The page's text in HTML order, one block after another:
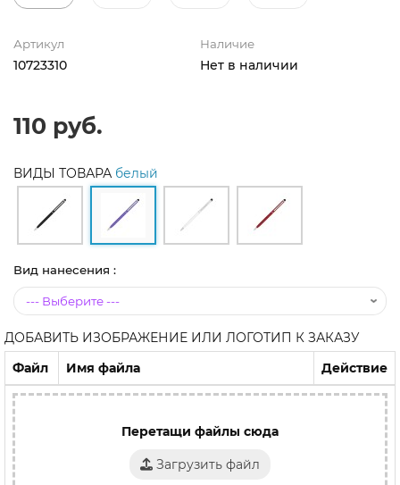
Артикул
10723310
Наличие
Нет в наличии
110 руб.
ВИДЫ ТОВАРА белый
Вид нанесения :
ДОБАВИТЬ ИЗОБРАЖЕНИЕ ИЛИ ЛОГОТИП К ЗАКАЗУ
Файл
Имя файла Действие
Перетащи файлы сюда
Загрузить файл